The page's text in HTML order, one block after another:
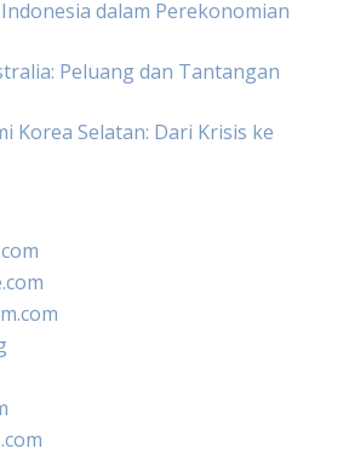
dalam Perekonomian
Peluang dan Tantangan
Korea Selatan: Dari Krisis ke